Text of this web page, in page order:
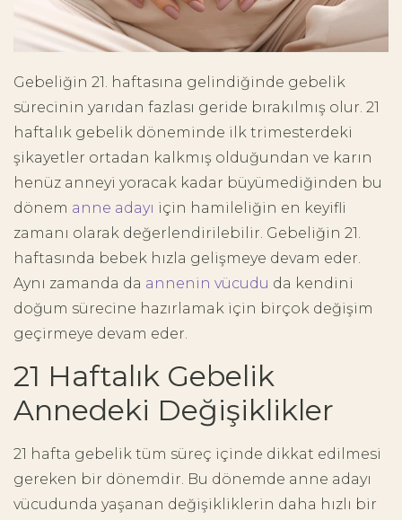
Gebeliğin 21. haftasına gelindiğinde gebelik
sürecinin yarıdan fazlası geride bırakılmış olur. 21
haftalık gebelik döneminde ilk trimesterdeki
şikayetler ortadan kalkmış olduğundan ve karın
henüz anneyi yoracak kadar büyümediğinden bu
dönem anne adayı için hamileliğin en keyifli
zamanı olarak değerlendirilebilir. Gebeliğin 21.
haftasında bebek hızla gelişmeye devam eder.
Aynı zamanda da annenin vücudu da kendini
doğum sürecine hazırlamak için birçok değişim
geçirmeye devam eder.
21 Haftalık Gebelik
Annedeki Değişiklikler
21 hafta gebelik tüm süreç içinde dikkat edilmesi
gereken bir dönemdir. Bu dönemde anne adayı
vücudunda yaşanan değişikliklerin daha hızlı bir